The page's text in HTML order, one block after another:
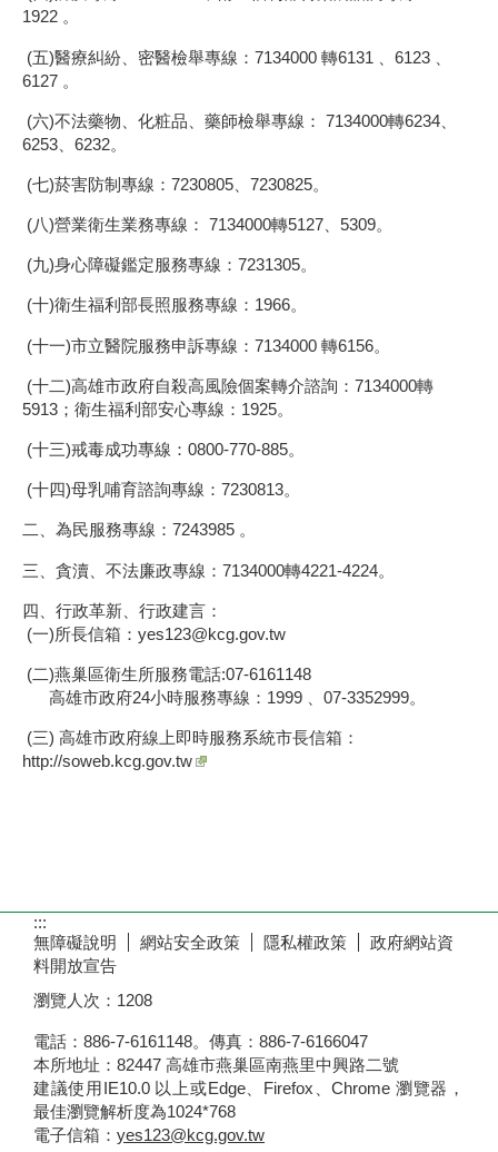
1922 。
(五)醫療糾紛、密醫檢舉專線：7134000 轉6131 、6123 、
6127 。
(六)不法藥物、化粧品、藥師檢舉專線： 7134000轉6234、
6253、6232。
(七)菸害防制專線：7230805、7230825。
(八)營業衛生業務專線： 7134000轉5127、5309。
(九)身心障礙鑑定服務專線：7231305。
(十)衛生福利部長照服務專線：1966。
(十一)市立醫院服務申訴專線：7134000 轉6156。
(十二)高雄市政府自殺高風險個案轉介諮詢：7134000轉
5913；衛生福利部安心專線：1925。
(十三)戒毒成功專線：0800-770-885。
(十四)母乳哺育諮詢專線：7230813。
二、為民服務專線：7243985 。
三、貪瀆、不法廉政專線：7134000轉4221-4224。
四、行政革新、行政建言：
(一)所長信箱：yes123@kcg.gov.tw
(二)燕巢區衛生所服務電話:07-6161148
高雄市政府24小時服務專線：1999 、07-3352999。
(三) 高雄市政府線上即時服務系統市長信箱：
http://soweb.kcg.gov.tw
:::
無障礙說明
網站安全政策 隱私權政策
政府網站資
料開放宣告
瀏覽人次： 1208
電話：886-7-6161148。傳真：886-7-6166047
本所地址：82447 高雄市燕巢區南燕里中興路二號
建議使用IE10.0 以上或Edge、Firefox、Chrome 瀏覽器，
最佳瀏覽解析度為1024*768
電子信箱： yes123@kcg.gov.tw